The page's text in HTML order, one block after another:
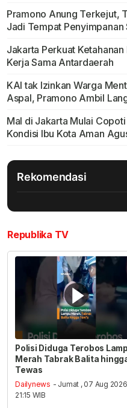
Pramono Anung Terkejut,
Jadi Tempat Penyimpanan
Jakarta Perkuat
Kerja Sama Antardaerah
KAI tak Izinkan Warga
Aspal, Pramono Ambil
Mal di Jakarta Mulai
Kondisi Ibu Kota Aman
Rekomendasi
Republika TV
Polisi Diduga Terobos
Merah Tabrak Balita
Tewas
Dailynews - Jumat , 07 Aug
21:15 WIB